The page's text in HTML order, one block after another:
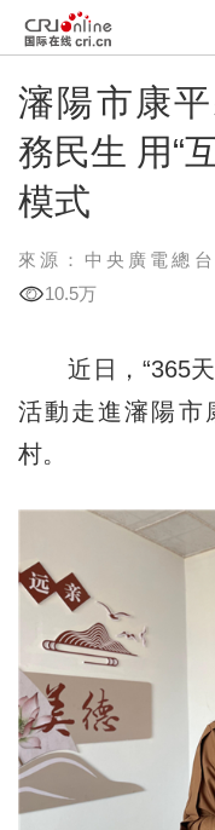
瀋陽市康
務民生 用“
模式
來源：中央廣電總
10.5万
近日，“365天
活動走進瀋陽市
村。